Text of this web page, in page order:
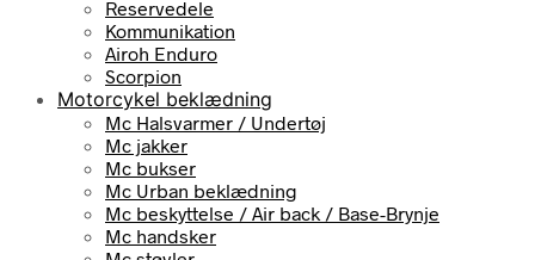
Reservedele
Kommunikation
Airoh Enduro
Scorpion
Motorcykel beklædning
Mc Halsvarmer / Undertøj
Mc jakker
Mc bukser
Mc Urban beklædning
Mc beskyttelse / Air back / Base-Brynje
Mc handsker